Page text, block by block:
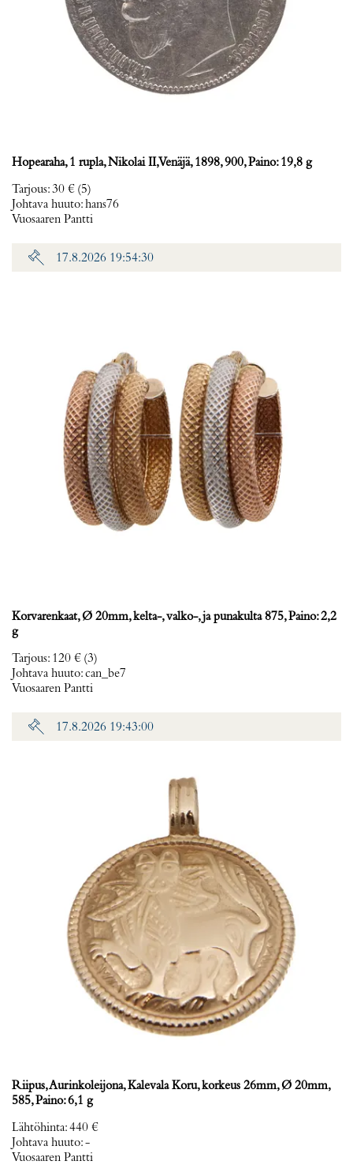
Hopearaha, 1 rupla, Nikolai II, Venäjä, 1898, 900, Paino: 19,8 g
Tarjous:30 € (5)
Johtava huuto:hans76
Vuosaaren Pantti
17.8.2026 19:54:30
Korvarenkaat, Ø 20mm, kelta-, valko-, ja punakulta 875, Paino: 2,2
g
Tarjous: 120 € (3)
Johtava huuto:can_be7
Vuosaaren Pantti
17.8.2026 19:43:00
Riipus, Aurinkoleijona, Kalevala Koru, korkeus 26mm, Ø 20mm,
585, Paino: 6,1 g
Lähtöhinta:440 €
Johtava huuto:-
Vuosaaren Pantti